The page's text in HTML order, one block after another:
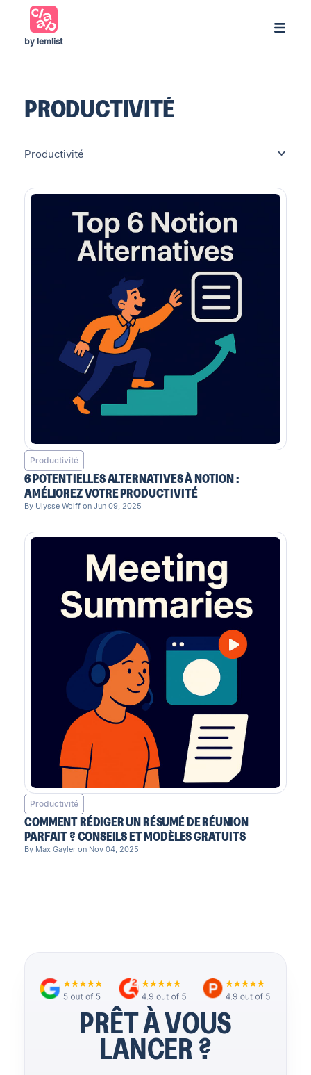
by lemlist
PRODUCTIVITÉ
Productivité
Productivité
6 POTENTIELLES ALTERNATIVES À NOTION :
AMÉLIOREZ VOTRE PRODUCTIVITÉ
By Ulysse Wolff on Jun 09, 2025
Productivité
COMMENT RÉDIGER UN RÉSUMÉ DE RÉUNION
PARFAIT ? CONSEILS ET MODÈLES GRATUITS
By Max Gayler on Nov 04, 2025
PRÊT À VOUS
LANCER ?